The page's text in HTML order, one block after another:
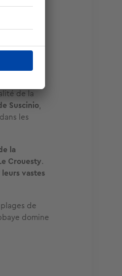
temps
à
de la
Suscinio,
les
la
Crouesty.
leurs vastes
de
domine